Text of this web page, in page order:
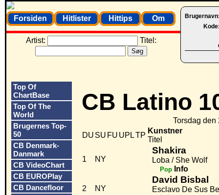
Forsiden Hitlister Hittips Om
Artist: Titel:
Top Of
ChartBase
Top Of The
World
Brugernes Top-
50
CB Denmark-
Danmark
CB VideoChart
CB EUROPlay
CB Dancefloor
CB Latino
Torsdag
DU SU FU UPLTP
Kunstner
Titel
1 NY
Shakira
Loba / She Wolf
Pop Info
2 NY
David Bisbal
Esclavo De Sus